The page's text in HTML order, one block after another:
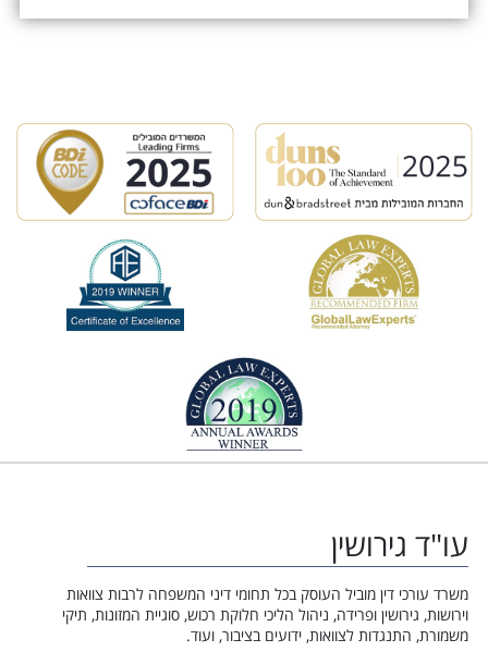
עו"ד גירושין
משרד עורכי דין מוביל העוסק בכל תחומי דיני המשפחה לרבות צוואות
וירושות, גירושין ופרידה, ניהול הליכי חלוקת רכוש, סוגיית המזונות, תיקי
משמורת, התנגדות לצוואות, ידועים בציבור, ועוד.